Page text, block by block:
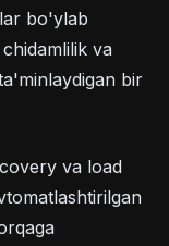
bo'ylab
va
bir
va load